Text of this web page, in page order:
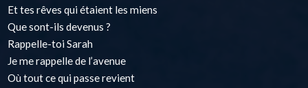
Et tes rêves qui étaient les miens
Que sont-ils devenus ?
Rappelle-toi Sarah
Je me rappelle de l’avenue
Où tout ce qui passe revient